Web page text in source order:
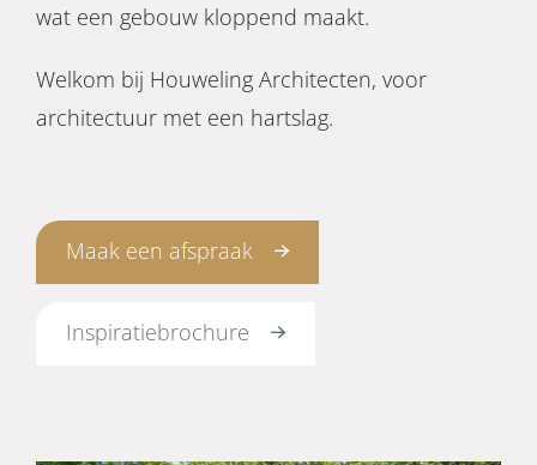
wat een gebouw kloppend maakt.
Welkom bij Houweling Architecten, voor
architectuur met een hartslag.
Maak een afspraak
Inspiratiebrochure